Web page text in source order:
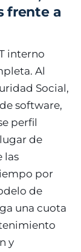
frente a
interno
Al
Social,
software,
perfil
de
las
por
de
una cuota
y